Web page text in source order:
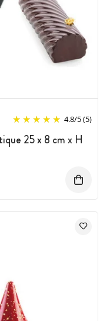
4.8/5(5)
25 x 8 cm x H